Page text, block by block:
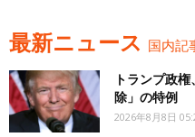
最新ニュース 国内記
トランプ政
除」の特例
2026年8月8日